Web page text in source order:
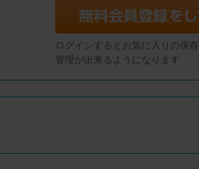
ログインするとお気に入りの保
管理が出来るようになります